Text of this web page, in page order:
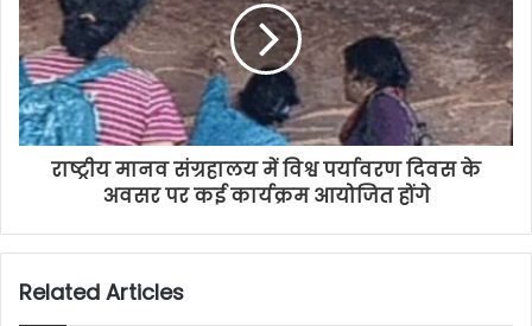
राष्ट्रीय मानव संग्रहालय में विश्व पर्यावरण दिवस के
अवसर पर कई कार्यक्रम आयोजित होंगे
Related Articles